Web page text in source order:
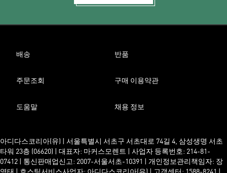
배송 반품
주문조회 구매 이용약관
도움말 채용 정보
아디다스코리아(유) | 서울특별시 서초구 서초대로 74길 4, 삼성생명 서초
타워 23층 (06620) | 대표자: 마커스모렌트 | 사업자 등록번호: 214-81-
07412 | 통신판매업신고: 2007-서울서초-10391 | 개인정보관리책임자: 장